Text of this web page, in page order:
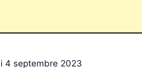
4 septembre 2023